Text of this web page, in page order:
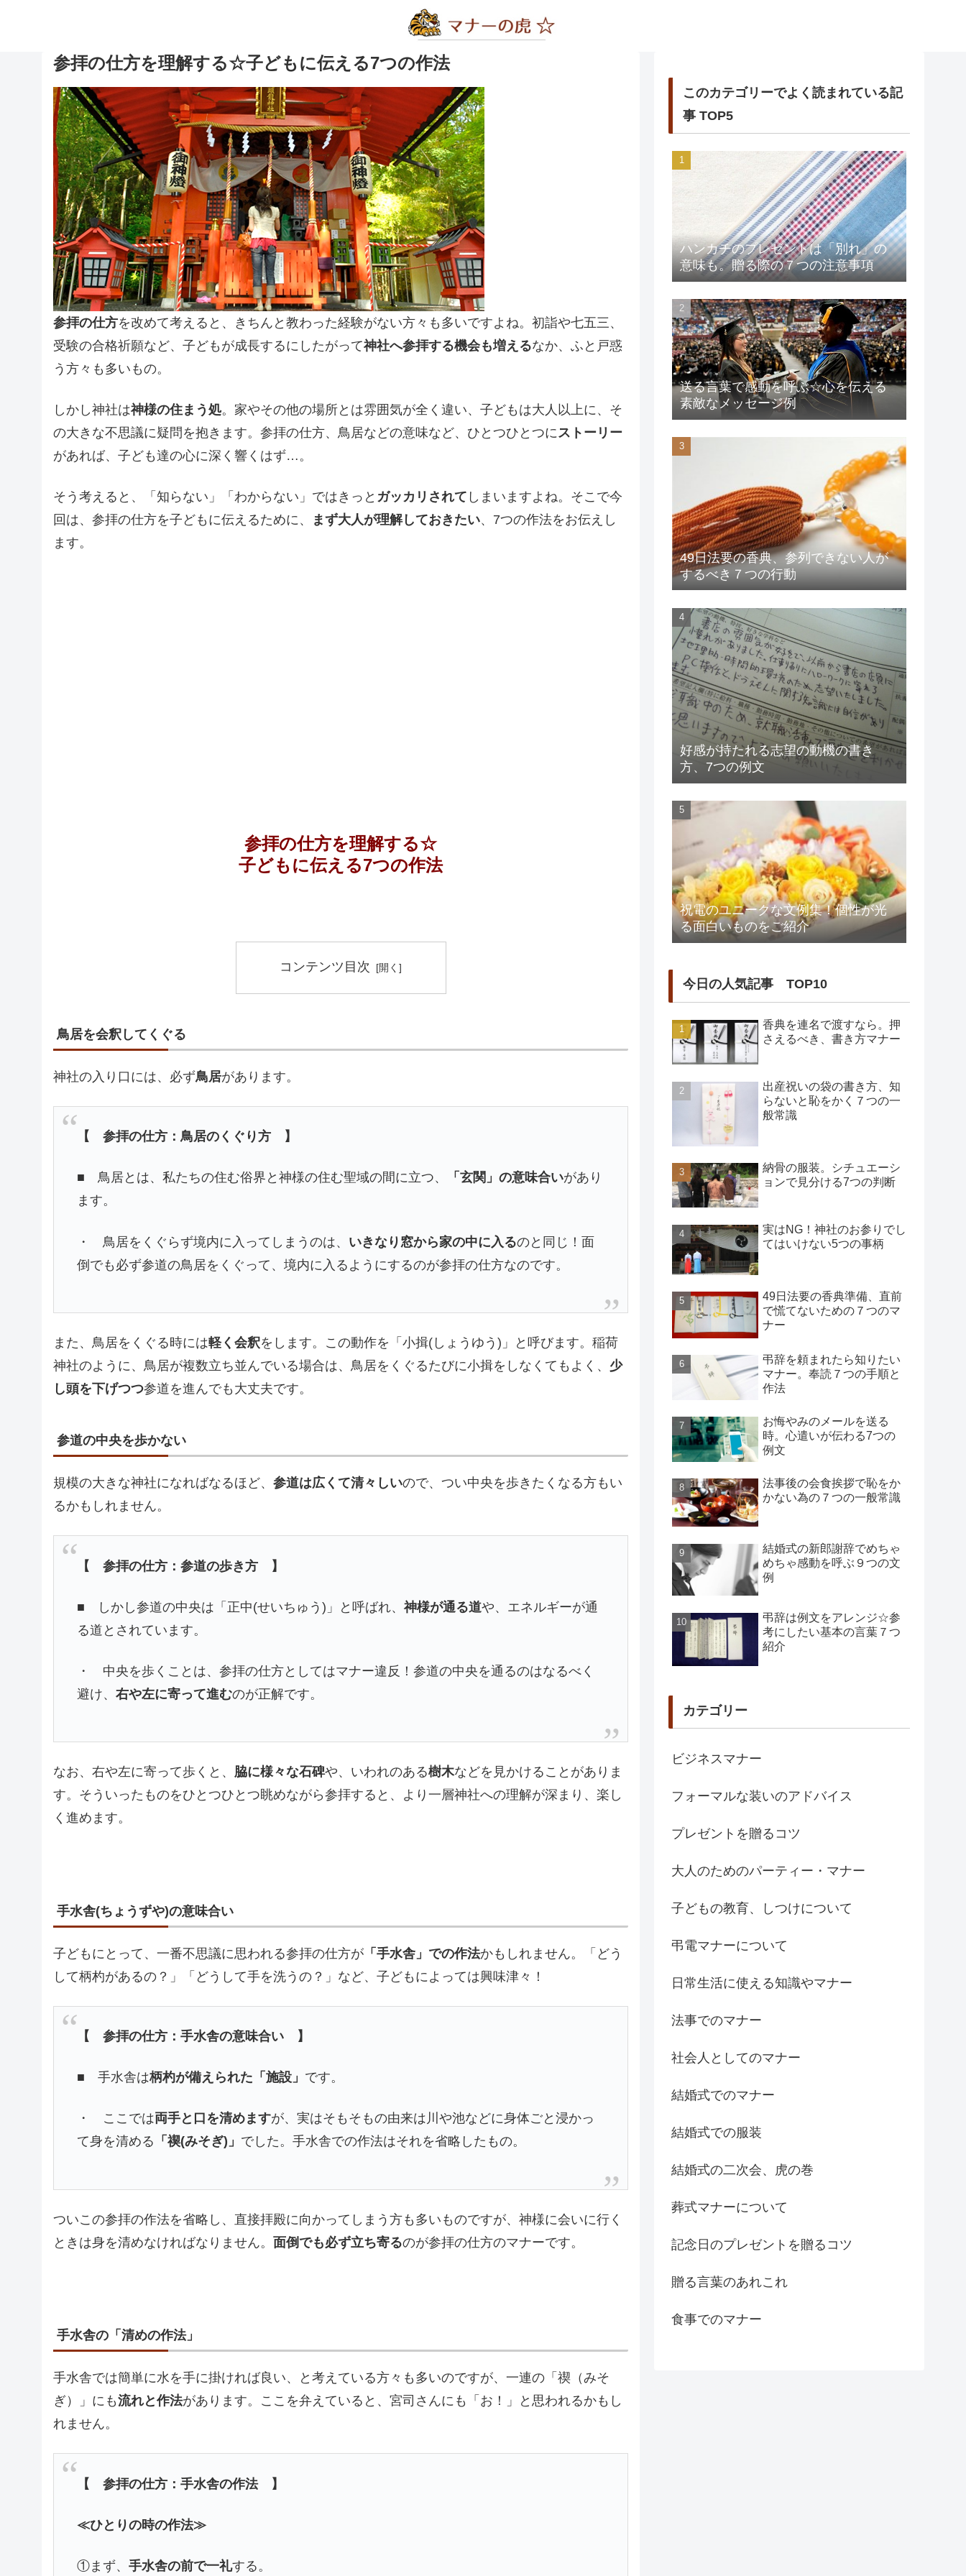
参拝の仕方を理解する☆子どもに伝える7つの作法
参拝の仕方を改めて考えると、きちんと教わった経験がない方々も多いですよね。初詣や七五三、
受験の合格祈願など、子どもが成長するにしたがって神社へ参拝する機会も増えるなか、ふと戸惑
う方々も多いもの。
しかし神社は神様の住まう処。家やその他の場所とは雰囲気が全く違い、子どもは大人以上に、そ
の大きな不思議に疑問を抱きます。参拝の仕方、鳥居などの意味など、ひとつひとつにストーリー
があれば、子ども達の心に深く響くはず…。
そう考えると、「知らない」「わからない」ではきっと ガッカリされて しまいますよね。そこで今
回は、参拝の仕方を子どもに伝えるために、
まず大人が理解しておきたい、7つの作法をお伝えし
ます。
参拝の仕方を理解する☆
子どもに伝える7つの作法
コンテンツ目次
鳥居を会釈してくぐる
神社の入り口には、必ず鳥居があります。
【 参拝の仕方：鳥居のくぐり方 】
■ 鳥居とは、私たちの住む俗界と神様の住む聖域の間に立つ、 「玄関」の意味合いがあり
ます。
・ 鳥居をくぐらず境内に入ってしまうのは、 いきなり窓から家の中に入るのと同じ！面
倒でも必ず参道の鳥居をくぐって、境内に入るようにするのが参拝の仕方なのです。
また、鳥居をくぐる時には軽く会釈をします。この動作を「小揖(しょうゆう)」と呼びます。稲荷
神社のように、鳥居が複数立ち並んでいる場合は、鳥居をくぐるたびに小揖をしなくてもよく、 少
し頭を下げつつ参道を進んでも大丈夫です。
参道の中央を歩かない
規模の大きな神社になればなるほど、 参道は広くて清々しいので、つい中央を歩きたくなる方もい
るかもしれません。
【 参拝の仕方：参道の歩き方 】
■ しかし参道の中央は「正中(せいちゅう)」と呼ばれ、神様が通る道や、エネルギーが通
る道とされています。
・ 中央を歩くことは、参拝の仕方としてはマナー違反！参道の中央を通るのはなるべく
避け、右や左に寄って進むのが正解です。
なお、右や左に寄って歩くと、 脇に様々な石碑や、いわれのある樹木などを見かけることがありま
す。そういったものをひとつひとつ眺めながら参拝すると、より一層神社への理解が深まり、楽し
く進めます。
手水舎(ちょうずや)の意味合い
子どもにとって、一番不思議に思われる参拝の仕方が 「手水舎」での作法かもしれません。「どう
して柄杓があるの？」「どうして手を洗うの？」など、子どもによっては興味津々！
【 参拝の仕方：手水舎の意味合い 】
■ 手水舎は柄杓が備えられた「施設」 です。
・ ここでは両手と口を清めますが、実はそもそもの由来は川や池などに身体ごと浸かっ
て身を清める 「禊(みそぎ)」 でした。手水舎での作法はそれを省略したもの。
ついこの参拝の作法を省略し、直接拝殿に向かってしまう方も多いものですが、神様に会いに行く
ときは身を清めなければなりません。 面倒でも必ず立ち寄るのが参拝の仕方のマナーです。
手水舎の「清めの作法」
手水舎では簡単に水を手に掛ければ良い、と考えている方々も多いのですが、一連の「禊（みそ
ぎ）」にも流れと作法があります。ここを弁えていると、宮司さんにも「お！」と思われるかもし
れません。
【 参拝の仕方：手水舎の作法 】
≪ひとりの時の作法≫
①まず、手水舎の前で一礼する。
このカテゴリーでよく読まれている記
事 TOP5
ハンカチのプレゼントは「別れ」の
意味も。贈る際の７つの注意事項
送る言葉で感動を呼ぶ☆心を伝える
素敵なメッセージ例
49日法要の香典、参列できない人が
するべき７つの行動
好感が持たれる志望の動機の書き
方、7つの例文
祝電のユニークな文例集！個性が光
る面白いものをご紹介
今日の人気記事 TOP10
香典を連名で渡すなら。押
さえるべき、書き方マナー
出産祝いの袋の書き方、知
らないと恥をかく７つの一
般常識
納骨の服装。シチュエーシ
ョンで見分ける7つの判断
実はNG！神社のお参りでし
てはいけない5つの事柄
49日法要の香典準備、直前
で慌てないための７つのマ
ナー
弔辞を頼まれたら知りたい
マナー。奉読７つの手順と
作法
お悔やみのメールを送る
時。心遣いが伝わる7つの
例文
法事後の会食挨拶で恥をか
かない為の７つの一般常識
結婚式の新郎謝辞でめちゃ
めちゃ感動を呼ぶ９つの文
例
弔辞は例文をアレンジ☆参
考にしたい基本の言葉７つ
紹介
カテゴリー
ビジネスマナー
フォーマルな装いのアドバイス
プレゼントを贈るコツ
大人のためのパーティー・マナー
子どもの教育、しつけについて
弔電マナーについて
日常生活に使える知識やマナー
法事でのマナー
社会人としてのマナー
結婚式でのマナー
結婚式での服装
結婚式の二次会、虎の巻
葬式マナーについて
記念日のプレゼントを贈るコツ
贈る言葉のあれこれ
食事でのマナー